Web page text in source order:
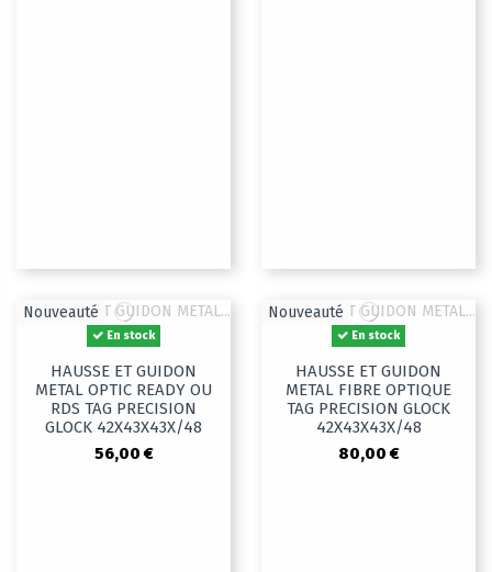
Nouveauté
En stock
HAUSSE ET GUIDON
METAL OPTIC READY OU
RDS TAG PRECISION
GLOCK 42X43X43X/48
56,00 €
Nouveauté
En stock
HAUSSE ET GUIDON
METAL FIBRE OPTIQUE
TAG PRECISION GLOCK
42X43X43X/48
80,00 €